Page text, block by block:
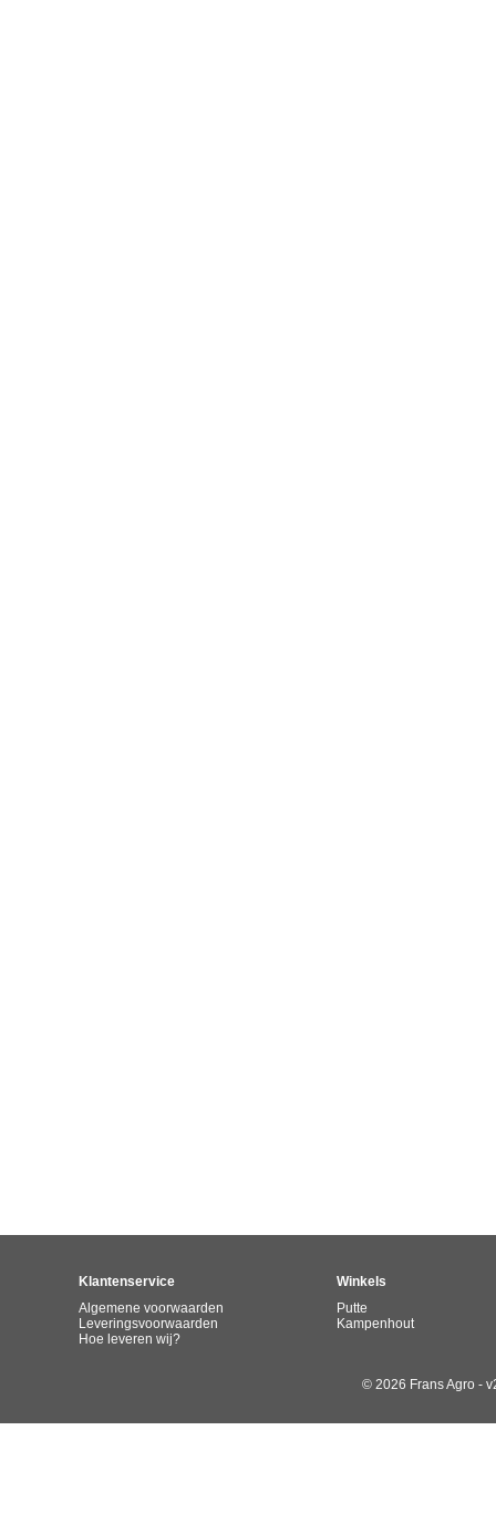
Klantenservice
Algemene voorwaarden
Leveringsvoorwaarden
Hoe leveren wij?
Winkels
Putte
Kampenhout
© 2026 Frans Agro -